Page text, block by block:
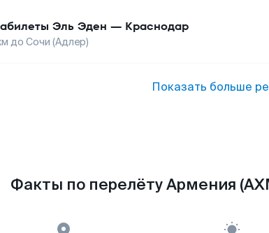
Эль Эден — Краснодар
до Сочи (Адлер)
Показать больше
Факты по перелёту Армения